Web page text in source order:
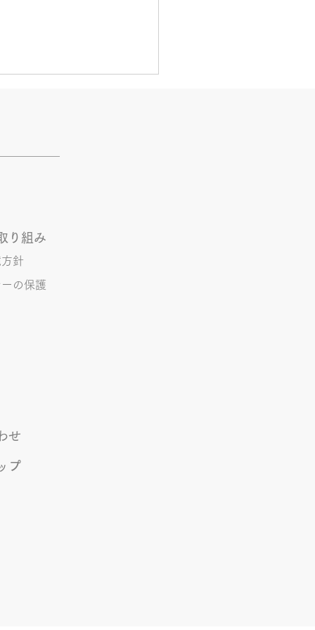
推し活という程でもない
り組み
針
の保護
せ
プ